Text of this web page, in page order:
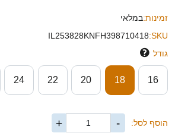
זמינות:במלאי
SKU:
IL253828KNFH398710418
גודל
16
18
20
22
24
הוסף לסל: -
+